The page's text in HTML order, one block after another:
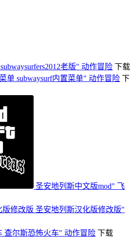
subwaysurfers2012老版" 动作冒险 下载
subwaysurf内置菜单" 动作冒险 下
圣安地列斯中文版mod" 飞
圣安地列斯汉化版修改版"
查尔斯恐怖火车" 动作冒险 下载